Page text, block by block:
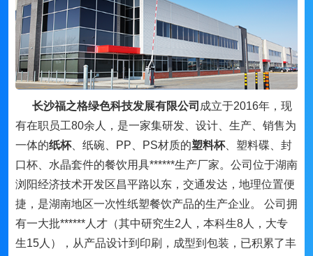
长沙福之格绿色科技发展有限公司 成立于2016年，现
有在职员工80余人，是一家集研发、设计、生产、销售为
一体的纸杯、纸碗、PP、PS材质的塑料杯、塑料碟、封
口杯、水晶套件的餐饮用具******生产厂家。公司位于湖南
浏阳经济技术开发区昌平路以东，交通发达，地理位置便
捷，是湖南地区一次性纸塑餐饮产品的生产企业。 公司拥
有一大批******人才（其中研究生2人，本科生8人，大专
生15人），从产品设计到印刷，成型到包装，已积累了丰